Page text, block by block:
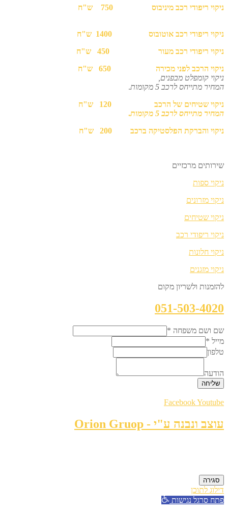
ניקוי ריפודי רכב מיניבוס 750 ש"ח
ניקוי ריפודי רכב אוטובוס 1400 ש"ח
ניקוי ריפודי רכב מעור 450 ש"ח
ניקוי הרכב לפני מכירה 650 ש"ח
ניקוי קומפלט מבפנים,
המחיר מתייחס לרכב 5 מקומות
.
ניקוי שטיחים של הרכב 120 ש"ח
המחיר מתייחס לרכב 5 מקומות
.
ניקוי והברקת הפלסטיקה ברכב 200 ש"ח
שירותים מרכזיים
ניקוי ספות
ניקוי מזרונים
ניקוי שטיחים
ניקוי ריפודי רכב
ניקוי חלונות
ניקוי מזגנים
להזמנות ולשריון מקום
051-503-4020
שם ושם משפחה *
מייל *
טלפון
הודעה
שליחה
FacebookYoutube
עוצב ונבנה ע"י - Orion Gruop
סגירה
דילוג לתוכן
פתח סרגל נגישות